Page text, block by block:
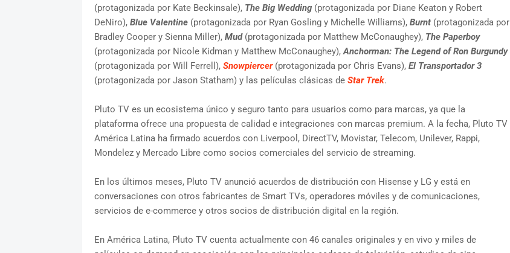
(protagonizada por Kate Beckinsale), The Big Wedding(protagonizada por Diane Keaton y Robert
DeNiro), Blue Valentine(protagonizada por Ryan Gosling y Michelle Williams), Burnt(protagonizada por
Bradley Cooper y Sienna Miller), Mud(protagonizada por Matthew McConaughey), The Paperboy
(protagonizada por Nicole Kidman y Matthew McConaughey),Anchorman: The Legend of Ron Burgundy
(protagonizada por Will Ferrell), Snowpiercer(protagonizada por Chris Evans), El Transportador 3
(protagonizada por Jason Statham) y las películas clásicas de Star Trek.
Pluto TV es un ecosistema único y seguro tanto para usuarios como para marcas, ya que la
plataforma ofrece una propuesta de calidad e integraciones con marcas premium. A la fecha, Pluto TV
América Latina ha firmado acuerdos con Liverpool, DirectTV, Movistar, Telecom, Unilever, Rappi,
Mondelez y Mercado Libre como socios comerciales del servicio de streaming.
En los últimos meses, Pluto TV anunció acuerdos de distribución con Hisense y LG y está en
conversaciones con otros fabricantes de Smart TVs, operadores móviles y de comunicaciones,
servicios de e-commerce y otros socios de distribución digital en la región.
En América Latina, Pluto TV cuenta actualmente con 46 canales originales y en vivo y miles de